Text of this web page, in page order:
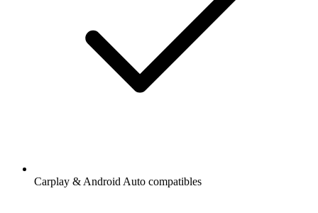
Carplay & Android Auto compatibles